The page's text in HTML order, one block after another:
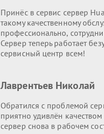
Принёс в сервис сервер
такому качественному
профессионально,
Сервер теперь работает
сервисный центр всем!
Лаврентьев Николай
Обратился с проблемой
приятно удивлён
сервер снова в рабочем